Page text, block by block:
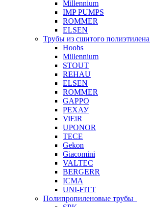
Millennium
IMP PUMPS
ROMMER
ELSEN
Трубы из сшитого полиэтилена
Hoobs
Millennium
STOUT
REHAU
ELSEN
ROMMER
GAPPO
РЕХАУ
ViEiR
UPONOR
TECE
Gekon
Giacomini
VALTEC
BERGERR
ICMA
UNI-FITT
Полипропиленовые трубы